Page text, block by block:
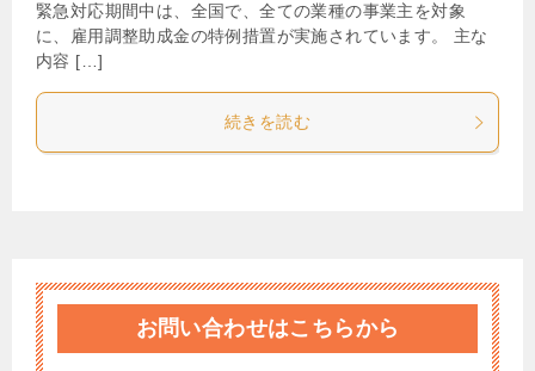
緊急対応期間中は、全国で、全ての業種の事業主を対象
に、雇用調整助成金の特例措置が実施されています。 主な
内容 […]
続きを読む
お問い合わせはこちらから